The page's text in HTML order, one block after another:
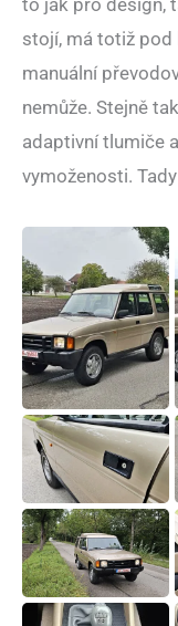
to jak pro design,
stojí, má totiž pod
manuální
nemůže. Stejně
adaptivní tlumiče
vymoženosti.